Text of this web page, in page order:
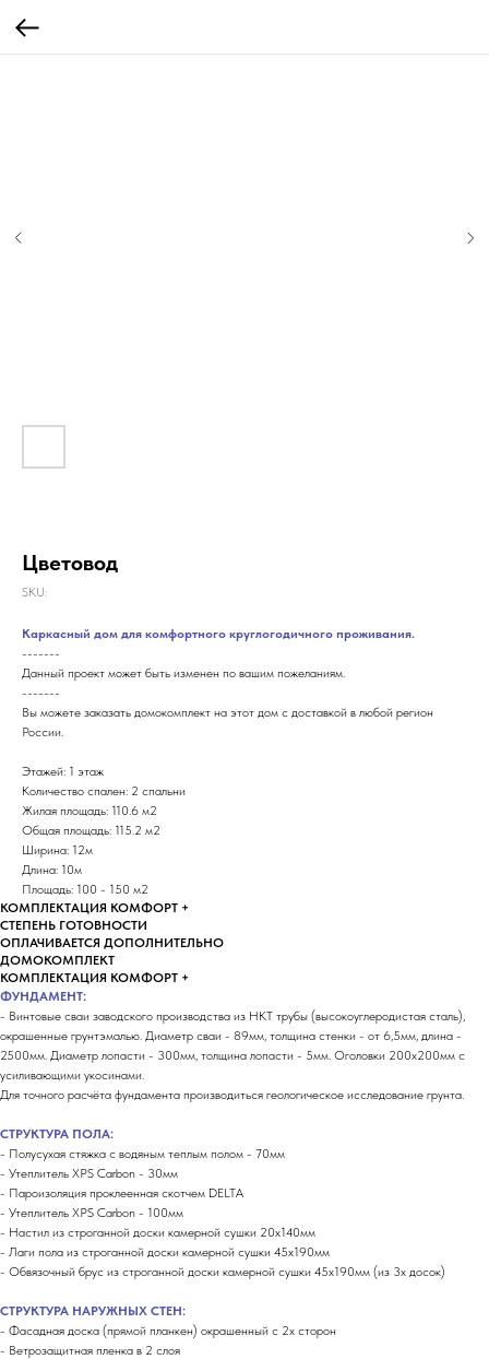
Цветовод
SKU:
Каркасный дом для комфортного круглогодичного проживания.
-------
Данный проект может быть изменен по вашим пожеланиям.
-------
Вы можете заказать домокомплект на этот дом с доставкой в любой регион
России.
Этажей: 1 этаж
Количество спален: 2 спальни
Жилая площадь: 110.6 м2
Общая площадь: 115.2 м2
Ширина: 12м
Длина: 10м
Площадь: 100 - 150 м2
КОМПЛЕКТАЦИЯ КОМФОРТ +
СТЕПЕНЬ ГОТОВНОСТИ
ОПЛАЧИВАЕТСЯ ДОПОЛНИТЕЛЬНО
ДОМОКОМПЛЕКТ
КОМПЛЕКТАЦИЯ КОМФОРТ +
ФУНДАМЕНТ:
- Винтовые сваи заводского производства из НКТ трубы (высокоуглеродистая сталь),
окрашенные грунтэмалью. Диаметр сваи - 89мм, толщина стенки - от 6,5мм, длина -
2500мм. Диаметр лопасти - 300мм, толщина лопасти - 5мм. Оголовки 200х200мм с
усиливающими укосинами.
Для точного расчёта фундамента производиться геологическое исследование грунта.
СТРУКТУРА ПОЛА:
- Полусухая стяжка с водяным теплым полом - 70мм
- Утеплитель XPS Carbon - 30мм
- Пароизоляция проклеенная скотчем DELTA
- Утеплитель XPS Carbon - 100мм
- Настил из строганной доски камерной сушки 20х140мм
- Лаги пола из строганной доски камерной сушки 45х190мм
- Обвязочный брус из строганной доски камерной сушки 45х190мм (из 3х досок)
СТРУКТУРА НАРУЖНЫХ СТЕН:
- Фасадная доска (прямой планкен) окрашенный с 2х сторон
- Ветрозащитная пленка в 2 слоя